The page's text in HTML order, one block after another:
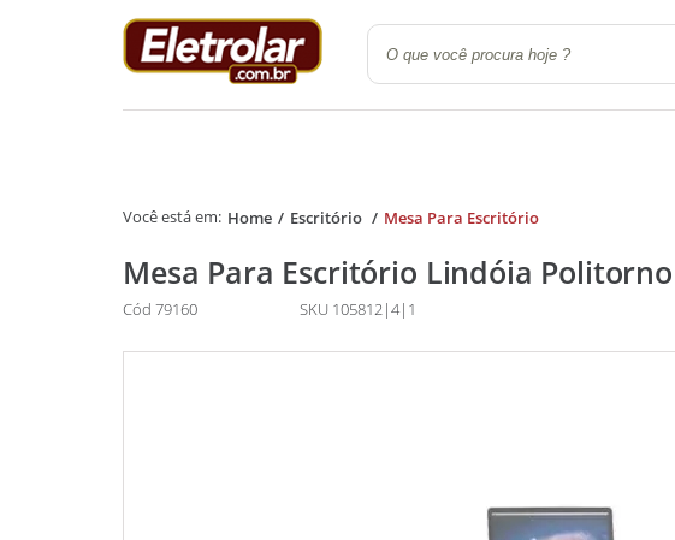
Quarto
Home Escritório Mesa Para Escritório
Mesa Para Escritório Lindóia
Cód 79160 SKU 105812|4|1